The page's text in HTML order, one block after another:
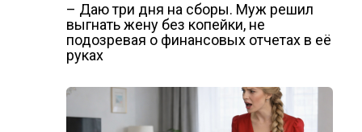
– Даю три дня на сборы. Муж решил
выгнать жену без копейки, не
подозревая о финансовых отчетах в её
руках